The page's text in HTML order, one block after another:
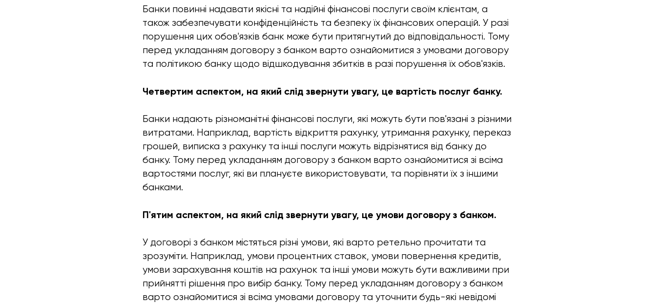
Банки повинні надавати якісні та надійні фінансові послуги своїм клієнтам, а
також забезпечувати конфіденційність та безпеку їх фінансових операцій. У разі
порушення цих обов'язків банк може бути притягнутий до відповідальності. Тому
перед укладанням договору з банком варто ознайомитися з умовами договору
та політикою банку щодо відшкодування збитків в разі порушення їх обов'язків.
Четвертим аспектом, на який слід звернути увагу, це вартість послуг банку.
Банки надають різноманітні фінансові послуги, які можуть бути пов'язані з різними
витратами. Наприклад, вартість відкриття рахунку, утримання рахунку, переказ
грошей, виписка з рахунку та інші послуги можуть відрізнятися від банку до
банку. Тому перед укладанням договору з банком варто ознайомитися зі всіма
вартостями послуг, які ви плануєте використовувати, та порівняти їх з іншими
банками.
П'ятим аспектом, на який слід звернути увагу, це умови договору з банком.
У договорі з банком містяться різні умови, які варто ретельно прочитати та
зрозуміти. Наприклад, умови процентних ставок, умови повернення кредитів,
умови зарахування коштів на рахунок та інші умови можуть бути важливими при
прийнятті рішення про вибір банку. Тому перед укладанням договору з банком
варто ознайомитися зі всіма умовами договору та уточнити будь-які невідомі